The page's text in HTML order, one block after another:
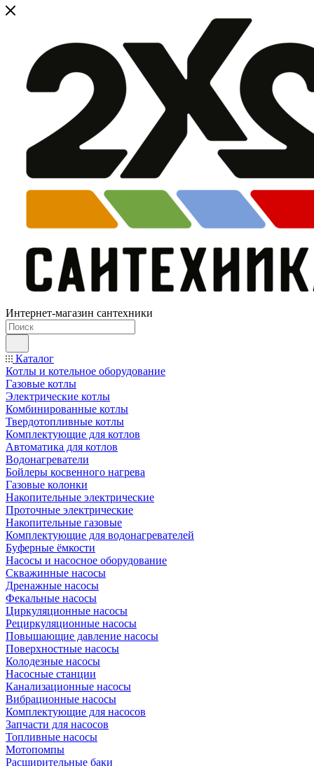
Интернет-магазин сантехники
Каталог
Котлы и котельное оборудование
Газовые котлы
Электрические котлы
Комбинированные котлы
Твердотопливные котлы
Комплектующие для котлов
Автоматика для котлов
Водонагреватели
Бойлеры косвенного нагрева
Газовые колонки
Накопительные электрические
Проточные электрические
Накопительные газовые
Комплектующие для водонагревателей
Буферные ёмкости
Насосы и насосное оборудование
Скважинные насосы
Дренажные насосы
Фекальные насосы
Циркуляционные насосы
Рециркуляционные насосы
Повышающие давление насосы
Поверхностные насосы
Колодезные насосы
Насосные станции
Канализационные насосы
Вибрационные насосы
Комплектующие для насосов
Запчасти для насосов
Топливные насосы
Мотопомпы
Расширительные баки